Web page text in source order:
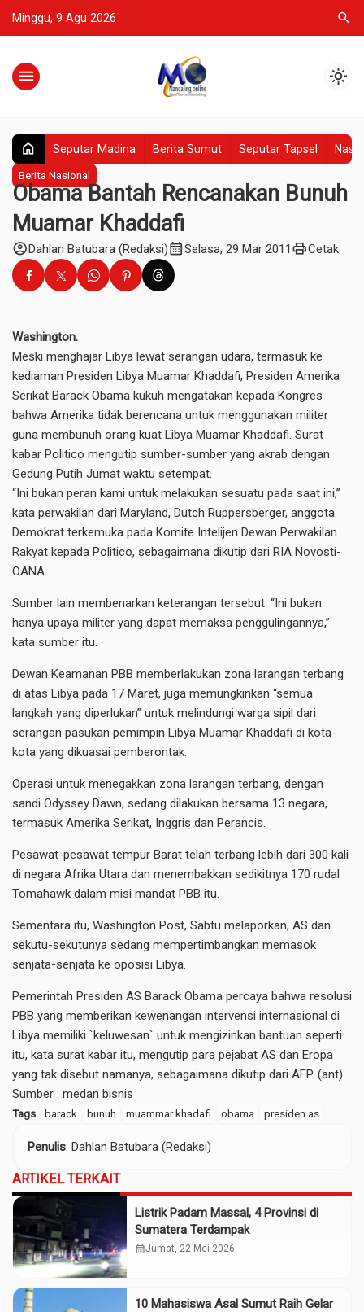
Minggu, 9 Agu 2026 search
menu light_mode
home Seputar Madina Berita Sumut Seputar Tapsel
Berita Nasional
Obama Bantah Rencanakan Bunuh
Muamar Khaddafi
account_circleDahlan Batubara (Redaksi)calendar_monthSelasa, 29 Mar 2011 printCetak
Washington.
Meski menghajar Libya lewat serangan udara, termasuk ke
kediaman Presiden Libya Muamar Khaddafi, Presiden Amerika
Serikat Barack Obama kukuh mengatakan kepada Kongres
bahwa Amerika tidak berencana untuk menggunakan militer
guna membunuh orang kuat Libya Muamar Khaddafi. Surat
kabar Politico mengutip sumber-sumber yang akrab dengan
Gedung Putih Jumat waktu setempat.
“Ini bukan peran kami untuk melakukan sesuatu pada saat ini,”
kata perwakilan dari Maryland, Dutch Ruppersberger, anggota
Demokrat terkemuka pada Komite Intelijen Dewan Perwakilan
Rakyat kepada Politico, sebagaimana dikutip dari RIA Novosti-
OANA.
Sumber lain membenarkan keterangan tersebut. “Ini bukan
hanya upaya militer yang dapat memaksa penggulingannya,”
kata sumber itu.
Dewan Keamanan PBB memberlakukan zona larangan terbang
di atas Libya pada 17 Maret, juga memungkinkan “semua
langkah yang diperlukan” untuk melindungi warga sipil dari
serangan pasukan pemimpin Libya Muamar Khaddafi di kota-
kota yang dikuasai pemberontak.
Operasi untuk menegakkan zona larangan terbang, dengan
sandi Odyssey Dawn, sedang dilakukan bersama 13 negara,
termasuk Amerika Serikat, Inggris dan Perancis.
Pesawat-pesawat tempur Barat telah terbang lebih dari 300 kali
di negara Afrika Utara dan menembakkan sedikitnya 170 rudal
Tomahawk dalam misi mandat PBB itu.
Sementara itu, Washington Post, Sabtu melaporkan, AS dan
sekutu-sekutunya sedang mempertimbangkan memasok
senjata-senjata ke oposisi Libya.
Pemerintah Presiden AS Barack Obama percaya bahwa resolusi
PBB yang memberikan kewenangan intervensi internasional di
Libya memiliki `keluwesan` untuk mengizinkan bantuan seperti
itu, kata surat kabar itu, mengutip para pejabat AS dan Eropa
yang tak disebut namanya, sebagaimana dikutip dari AFP. (ant)
Sumber : medan bisnis
Tags barack bunuh muammar khadafi obama presiden as
Penulis: Dahlan Batubara (Redaksi)
ARTIKEL TERKAIT
Listrik Padam Massal, 4 Provinsi di
Sumatera Terdampak
calendar_monthJumat, 22 Mei 2026
10 Mahasiswa Asal Sumut Raih Gelar